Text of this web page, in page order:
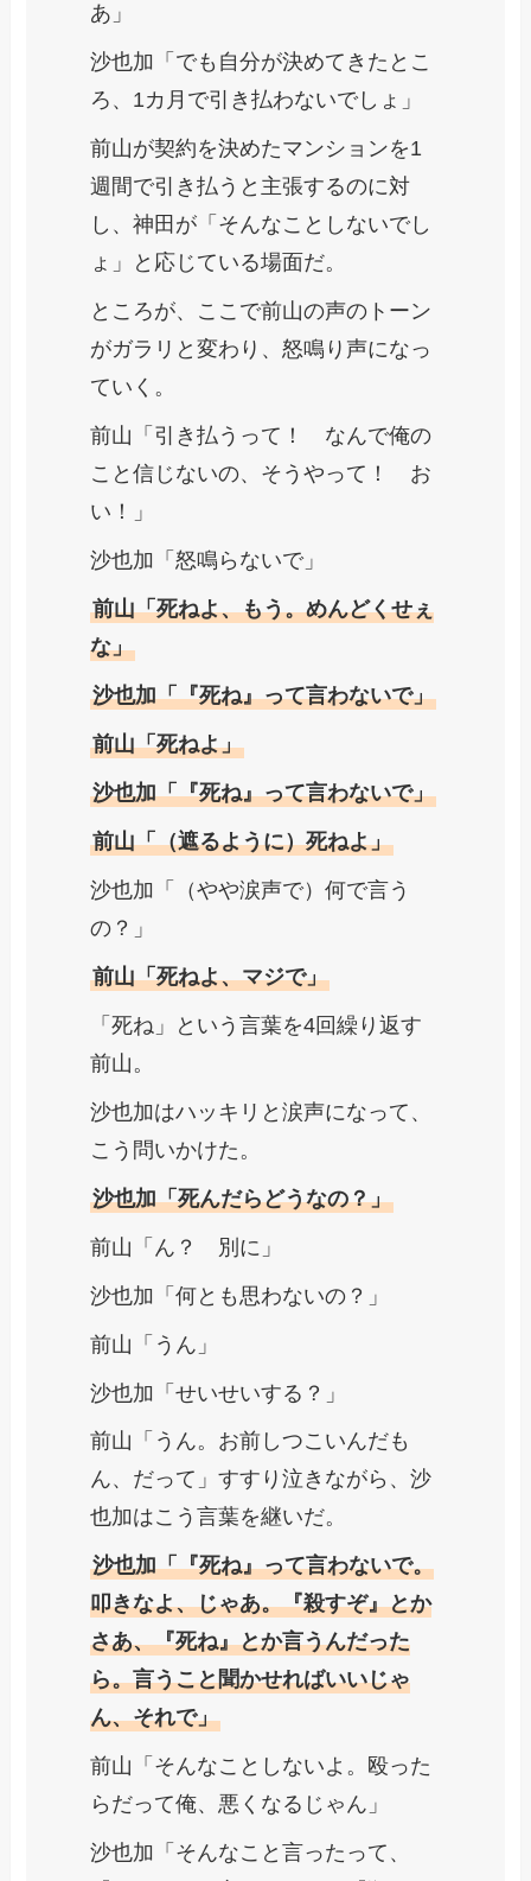
あ」
沙也加「でも自分が決めてきたとこ
ろ、1カ月で引き払わないでしょ」
前山が契約を決めたマンションを1
週間で引き払うと主張するのに対
し、神田が「そんなことしないでし
ょ」と応じている場面だ。
ところが、ここで前山の声のトーン
がガラリと変わり、怒鳴り声になっ
ていく。
前山「引き払うって！ なんで俺の
こと信じないの、そうやって！ お
い！」
沙也加「怒鳴らないで」
前山「死ねよ、もう。めんどくせぇ
な」
沙也加「『死ね』って言わないで」
前山「死ねよ」
沙也加「『死ね』って言わないで」
前山「（遮るように）死ねよ」
沙也加「（やや涙声で）何で言う
の？」
前山「死ねよ、マジで」
「死ね」という言葉を4回繰り返す
前山。
沙也加はハッキリと涙声になって、
こう問いかけた。
沙也加「死んだらどうなの？」
前山「ん？ 別に」
沙也加「何とも思わないの？」
前山「うん」
沙也加「せいせいする？」
前山「うん。お前しつこいんだも
ん、だって」すすり泣きながら、沙
也加はこう言葉を継いだ。
沙也加「『死ね』って言わないで。
叩きなよ、じゃあ。『殺すぞ』とか
さあ、『死ね』とか言うんだった
ら。言うこと聞かせればいいじゃ
ん、それで」
前山「そんなことしないよ。殴った
らだって俺、悪くなるじゃん」
沙也加「そんなこと言ったって、